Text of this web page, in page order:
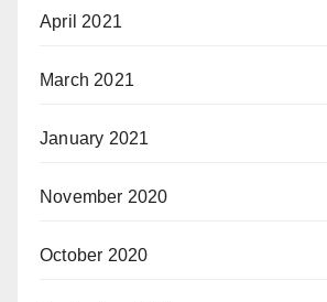
April 2021
March 2021
January 2021
November 2020
October 2020